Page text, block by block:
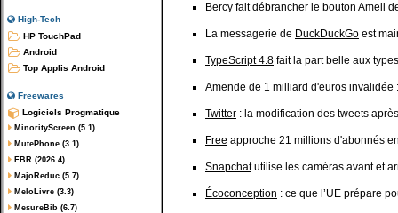
High-Tech
HP TouchPad
Android
Top Applis Android
Freewares
Logiciels Progmatique
MinorityScreen (5.1)
MutePhone (3.1)
FBR (2026.4)
MajoReduc (5.7)
MeloLivre (3.3)
MesureBib (6.7)
Bercy fait débrancher le bouton Ameli
La messagerie de DuckDuckGo est
TypeScript 4.8 fait la part belle aux
Amende de 1 milliard d'euros invalidée
Twitter : la modification des tweets
Free approche 21 millions d'abonnés
Snapchatutilise les caméras avant et
Écoconception : ce que l’UE prépare